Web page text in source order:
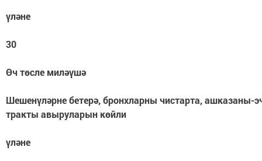
үләне
30
Өч төсле миләүшә
Шешенүләрне бетерә, бронхларны чистарта, ашказаны-
тракты авыруларын көйли
үләне